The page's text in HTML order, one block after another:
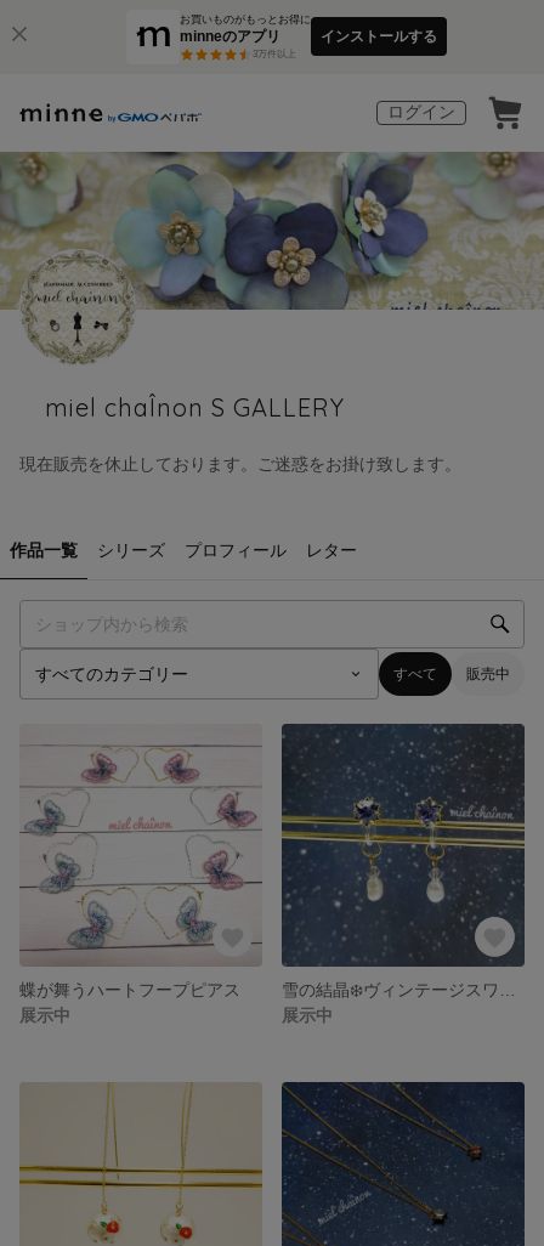
お買いものがもっとお得に
minneのアプリ
3万件以上
インストールする
ログイン
miel chaÎnon S GALLERY
現在販売を休止しております。ご迷惑をお掛け致します。
作品一覧 シリーズ プロフィール レター
すべて 販売中
蝶が舞うハートフープピアス
展示中
展示中